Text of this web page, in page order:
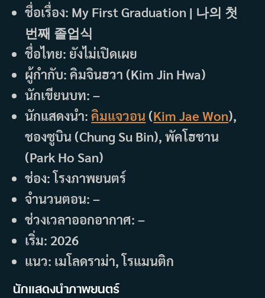
ชื่อเรื่อง: My First Graduation | 나의 첫
번째 졸업식
ชื่อไทย: ยังไม่เปิดเผย
ผู้กำกับ: คิมจินฮวา (Kim Jin Hwa)
นักเขียนบท: –
นักแสดงนำ:คิมแจวอน (Kim Jae Won),
ชองซูบิน (Chung Su Bin), พัคโฮชาน
(Park Ho San)
ช่อง: โรงภาพยนตร์
จำนวนตอน: –
ช่วงเวลาออกอากาศ: –
เริ่ม: 2026
แนว: เมโลดราม่า, โรแมนติก
นักแสดงนำภาพยนตร์